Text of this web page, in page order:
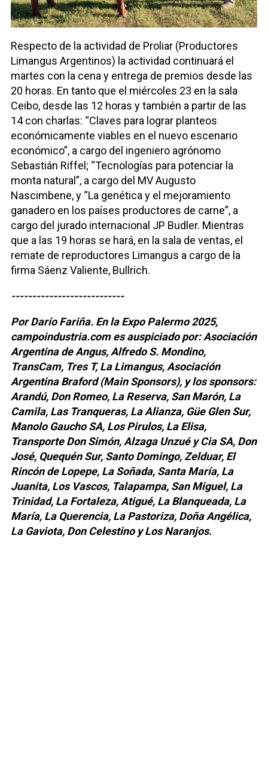
Respecto de la actividad de Proliar (Productores
Limangus Argentinos) la actividad continuará el
martes con la cena y entrega de premios desde las
20 horas. En tanto que el miércoles 23 en la sala
Ceibo, desde las 12 horas y también a partir de las
14 con charlas: “Claves para lograr planteos
económicamente viables en el nuevo escenario
económico”, a cargo del ingeniero agrónomo
Sebastián Riffel; “Tecnologías para potenciar la
monta natural”, a cargo del MV Augusto
Nascimbene, y “La genética y el mejoramiento
ganadero en los países productores de carne”, a
cargo del jurado internacional JP Budler. Mientras
que a las 19 horas se hará, en la sala de ventas, el
remate de reproductores Limangus a cargo de la
firma Sáenz Valiente, Bullrich.
---------------------------
Por Darío Fariña. En la Expo Palermo 2025,
campoindustria.com es auspiciado por: Asociación
Argentina de Angus, Alfredo S. Mondino,
TransCam, Tres T, La Limangus, Asociación
Argentina Braford (Main Sponsors), y los sponsors:
Arandú, Don Romeo, La Reserva, San Marón, La
Camila, Las Tranqueras, La Alianza, Güe Glen Sur,
Manolo Gaucho SA, Los Pirulos, La Elisa,
Transporte Don Simón, Alzaga Unzué y Cia SA, Don
José, Quequén Sur, Santo Domingo, Zelduar, El
Rincón de Lopepe, La Soñada, Santa María, La
Juanita, Los Vascos, Talapampa, San Miguel, La
Trinidad, La Fortaleza, Atigué, La Blanqueada, La
María, La Querencia, La Pastoriza, Doña Angélica,
La Gaviota, Don Celestino y Los Naranjos.